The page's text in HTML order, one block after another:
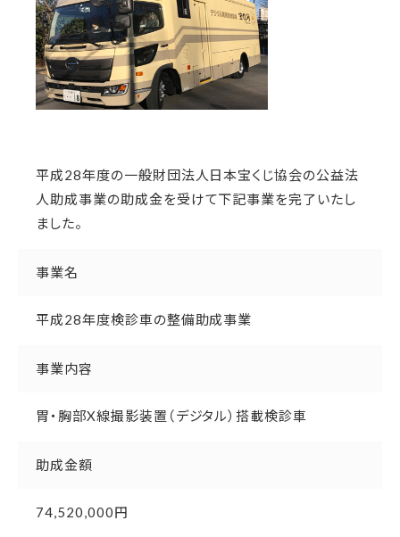
平成28年度の一般財団法人日本宝くじ協会の公益法
人助成事業の助成金を受けて下記事業を完了いたし
ました。
事業名
平成28年度検診車の整備助成事業
事業内容
胃・胸部X線撮影装置（デジタル）搭載検診車
助成金額
74,520,000円